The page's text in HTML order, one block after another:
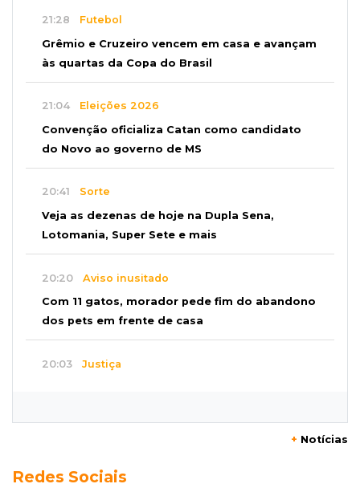
21:28 Futebol
Grêmio e Cruzeiro vencem em casa e avançam
às quartas da Copa do Brasil
21:04 Eleições 2026
Convenção oficializa Catan como candidato
do Novo ao governo de MS
20:41 Sorte
Veja as dezenas de hoje na Dupla Sena,
Lotomania, Super Sete e mais
20:20 Aviso inusitado
Com 11 gatos, morador pede fim do abandono
dos pets em frente de casa
20:03 Justiça
Júri condena a 25 anos homem que atropelou
+ Notícias
Redes Sociais